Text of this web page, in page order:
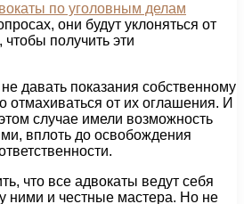
по уголовным делам
они будут уклоняться от
чтобы получить эти
давать показания собственному
отмахиваться от их оглашения. И
случае имели возможность
вплоть до освобождения
что все адвокаты ведут себя
ними и честные мастера. Но не